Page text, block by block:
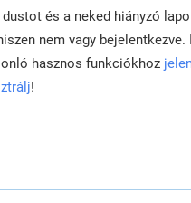
és a neked hiányzó
nem vagy bejelentkezve.
hasznos funkciókhoz
!